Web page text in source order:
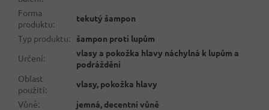
Forma
produktu:
tekutý šampon
Typ produktu:
šampon proti lupům
Určení:
vlasy a pokožka hlavy náchylná k lupům a
podráždění
Oblast
použití:
vlasy, pokožka hlavy
Vůně: jemná, decentní vůně